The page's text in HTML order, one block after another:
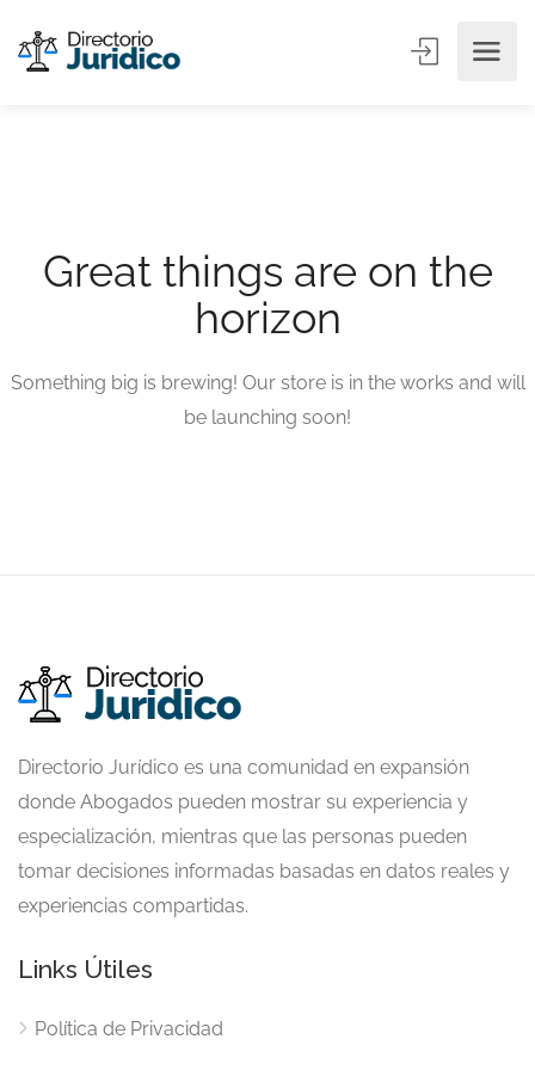
Great things are on the
horizon
Something big is brewing! Our store is in the works and will
be launching soon!
Directorio Jurídico es una comunidad en expansión
donde Abogados pueden mostrar su experiencia y
especialización, mientras que las personas pueden
tomar decisiones informadas basadas en datos reales y
experiencias compartidas.
Links Útiles
Política de Privacidad